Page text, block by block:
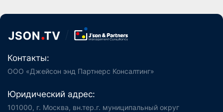
Контакты:
ООО «Джейсон энд Партнерс Консалтинг»
Юридический адрес:
101000, г. Москва, вн.тер.г. муниципальный округ